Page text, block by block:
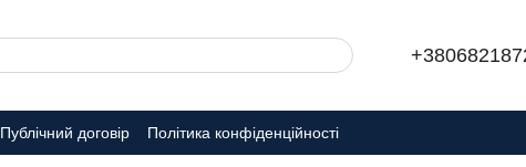
Публічний договір Політика конфіденційності